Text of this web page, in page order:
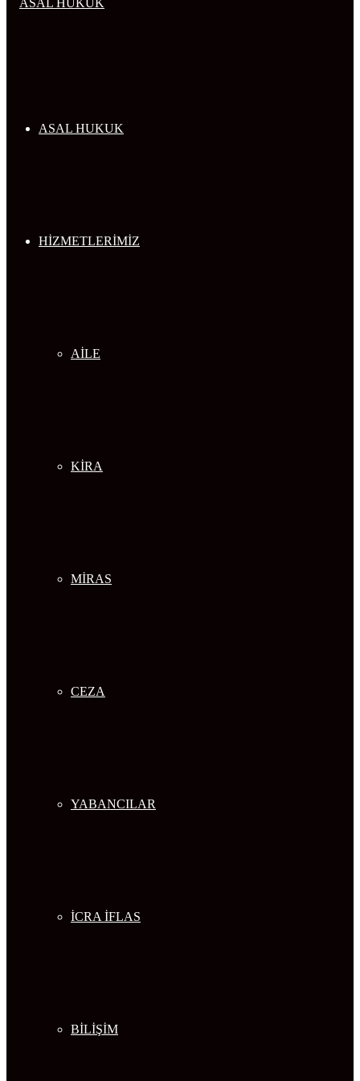
ASAL HUKUK
HİZMETLERİMİZ
AİLE
KİRA
MİRAS
CEZA
YABANCILAR
İCRA İFLAS
BİLİŞİM